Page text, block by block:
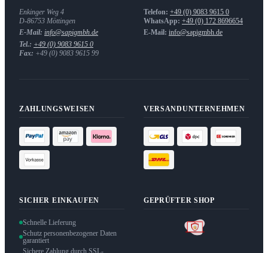
Enkinger Weg 4
D-86753 Möttingen
E-Mail: info@sapigmbh.de
Tel.: +49 (0) 9083 9615 0
Fax: +49 (0) 9083 9615 99
Telefon: +49 (0) 9083 9615 0
WhatsApp: +49 (0) 172 8696654
E-Mail: info@sapigmbh.de
ZAHLUNGSWEISEN VERSANDUNTERNEHMEN
SICHER EINKAUFEN
Schnelle Lieferung
Schutz personenbezogener Daten
garantiert
Sichere Zahlung durch SSL-
GEPRÜFTER SHOP